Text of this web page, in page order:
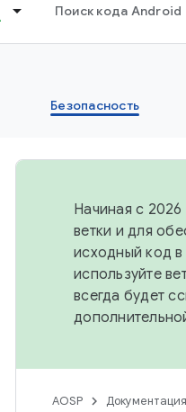
Поиск кода Android
Безопасность
Начиная с
ветки и для
исходный код в
используйте
всегда будет
AOSP Документация